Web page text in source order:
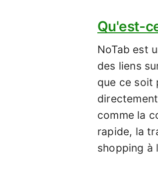
Qu'est-
NoTab est
des liens
que ce soit
comme la
rapide, la
shopping à